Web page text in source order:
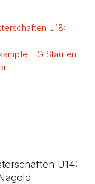
U18:
LG Staufen
U14: